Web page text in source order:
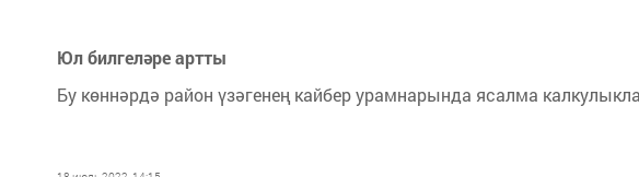
Юл билгеләре артты
Бу көннәрдә район үзәгенең кайбер урамнарында ясалма